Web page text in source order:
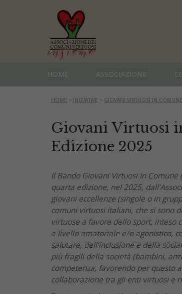
HOME ASSOCIAZIONE
HOME > INIZIATIVE > GIOVANI VIRTUOSI IN COMUNE
Giovani Virtuosi
Edizione 2025
Il Bando Giovani Virtuosi In
quarta edizione, nel 2025,
giovani eccellenze (singole o in
comuni virtuosi italiani, che si sono
virtuose a favore dello sport, inteso
a livello amatoriale e/o agonistico,
salutare, dell’inclusione e della
più fragili della società (bambini,
competenza, favorendo per questo
collaborazione tra gli enti virtuosi e